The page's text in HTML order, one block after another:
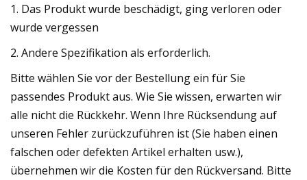
1. Das Produkt wurde beschädigt, ging verloren oder
wurde vergessen
2. Andere Spezifikation als erforderlich.
Bitte wählen Sie vor der Bestellung ein für Sie
passendes Produkt aus. Wie Sie wissen, erwarten wir
alle nicht die Rückkehr. Wenn Ihre Rücksendung auf
unseren Fehler zurückzuführen ist (Sie haben einen
falschen oder defekten Artikel erhalten usw.),
übernehmen wir die Kosten für den Rückversand. Bitte